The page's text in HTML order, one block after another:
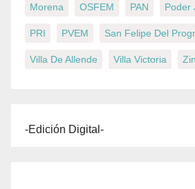
Morena OSFEM PAN Poder
PRI PVEM San Felipe Del
Villa De Allende Villa Victoria
-Edición Digital-